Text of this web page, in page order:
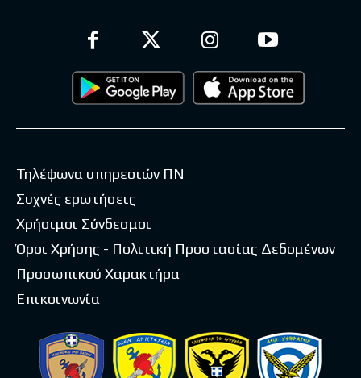
Τηλέφωνα υπηρεσιών ΠΝ
Συχνές ερωτήσεις
Χρήσιμοι Σύνδεσμοι
Όροι Χρήσης - Πολιτική Προστασίας Δεδομένων
Προσωπικού Χαρακτήρα
Επικοινωνία